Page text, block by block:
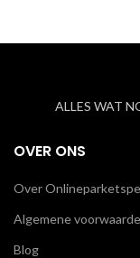
ALLES WAT
OVER ONS
Over
Algemene
Blog